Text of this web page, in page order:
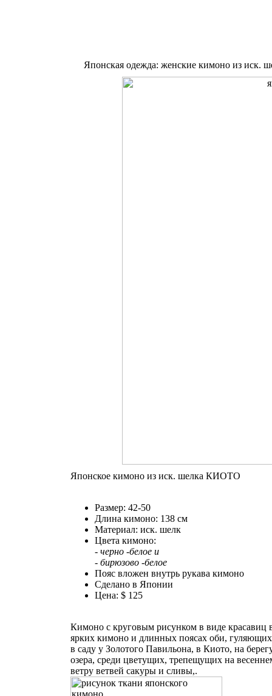
Японская одежда: женские кимоно из иск.
Японское кимоно из иск. шелка КИОТО
Размер: 42-50
Длина кимоно: 138 см
Материал: иск. шелк
Цвета кимоно:
- черно -белое и
- бирюзово -белое
Пояс вложен внутрь рукава кимоно
Сделано в Японии
Цена: $ 125
Кимоно с круговым рисунком в виде красавиц
ярких кимоно и длинных поясах оби,
в саду у Золотого Павильона, в Киото, на
озера, среди цветущих, трепещущих на
ветру ветвей сакуры и сливы,.